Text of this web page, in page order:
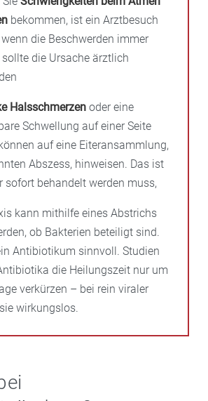
bekommen, ist ein Arztbesuch
die Beschwerden immer
die Ursache ärztlich
Halsschmerzen oder eine
Schwellung auf einer Seite
auf eine Eiteransammlung,
Abszess, hinweisen. Das ist
sofort behandelt werden muss,
kann mithilfe eines Abstrichs
ob Bakterien beteiligt sind.
Antibiotikum sinnvoll. Studien
die Heilungszeit nur um
verkürzen – bei rein viraler
wirkungslos.